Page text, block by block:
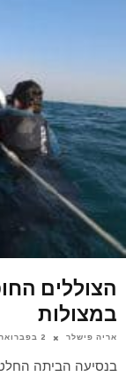
הצוללים
במצולות
אריה פישלר 2 בפברואר 2021
בנסיעה הביתה